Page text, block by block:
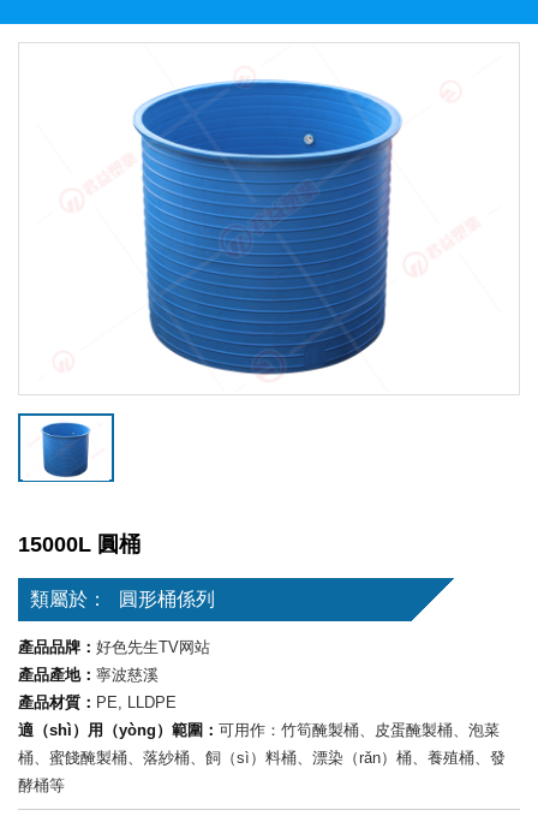
15000L 圓桶
類屬於： 圓形桶係列
產品品牌： 好色先生TV网站
產品產地： 寧波慈溪
產品材質： PE, LLDPE
適（shì）用（yòng）範圍： 可用作：竹筍醃製桶、皮蛋醃製桶、泡菜
桶、蜜餞醃製桶、落紗桶、飼（sì）料桶、漂染（rǎn）桶、養殖桶、發
酵桶等